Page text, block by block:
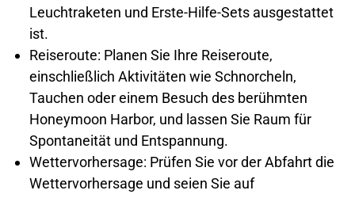
Leuchtraketen und Erste-Hilfe-Sets ausgestattet
ist.
Reiseroute: Planen Sie Ihre Reiseroute,
einschließlich Aktivitäten wie Schnorcheln,
Tauchen oder einem Besuch des berühmten
Honeymoon Harbor, und lassen Sie Raum für
Spontaneität und Entspannung.
Wettervorhersage: Prüfen Sie vor der Abfahrt die
Wettervorhersage und seien Sie auf